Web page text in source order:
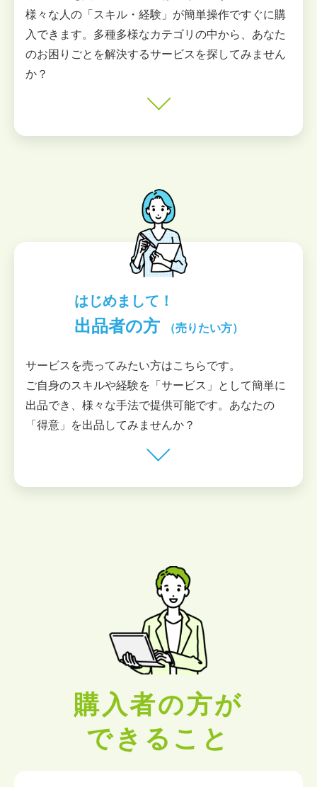
様々な人の「スキル・経験」が簡単操作ですぐに購
入できます。多種多様なカテゴリの中から、あなた
のお困りごとを解決するサービスを探してみません
か？
はじめまして！
出品者の方 （売りたい方）
サービスを売ってみたい方はこちらです。
ご自身のスキルや経験を「サービス」として簡単に
出品でき、様々な手法で提供可能です。あなたの
「得意」を出品してみませんか？
購入者の方が
できること